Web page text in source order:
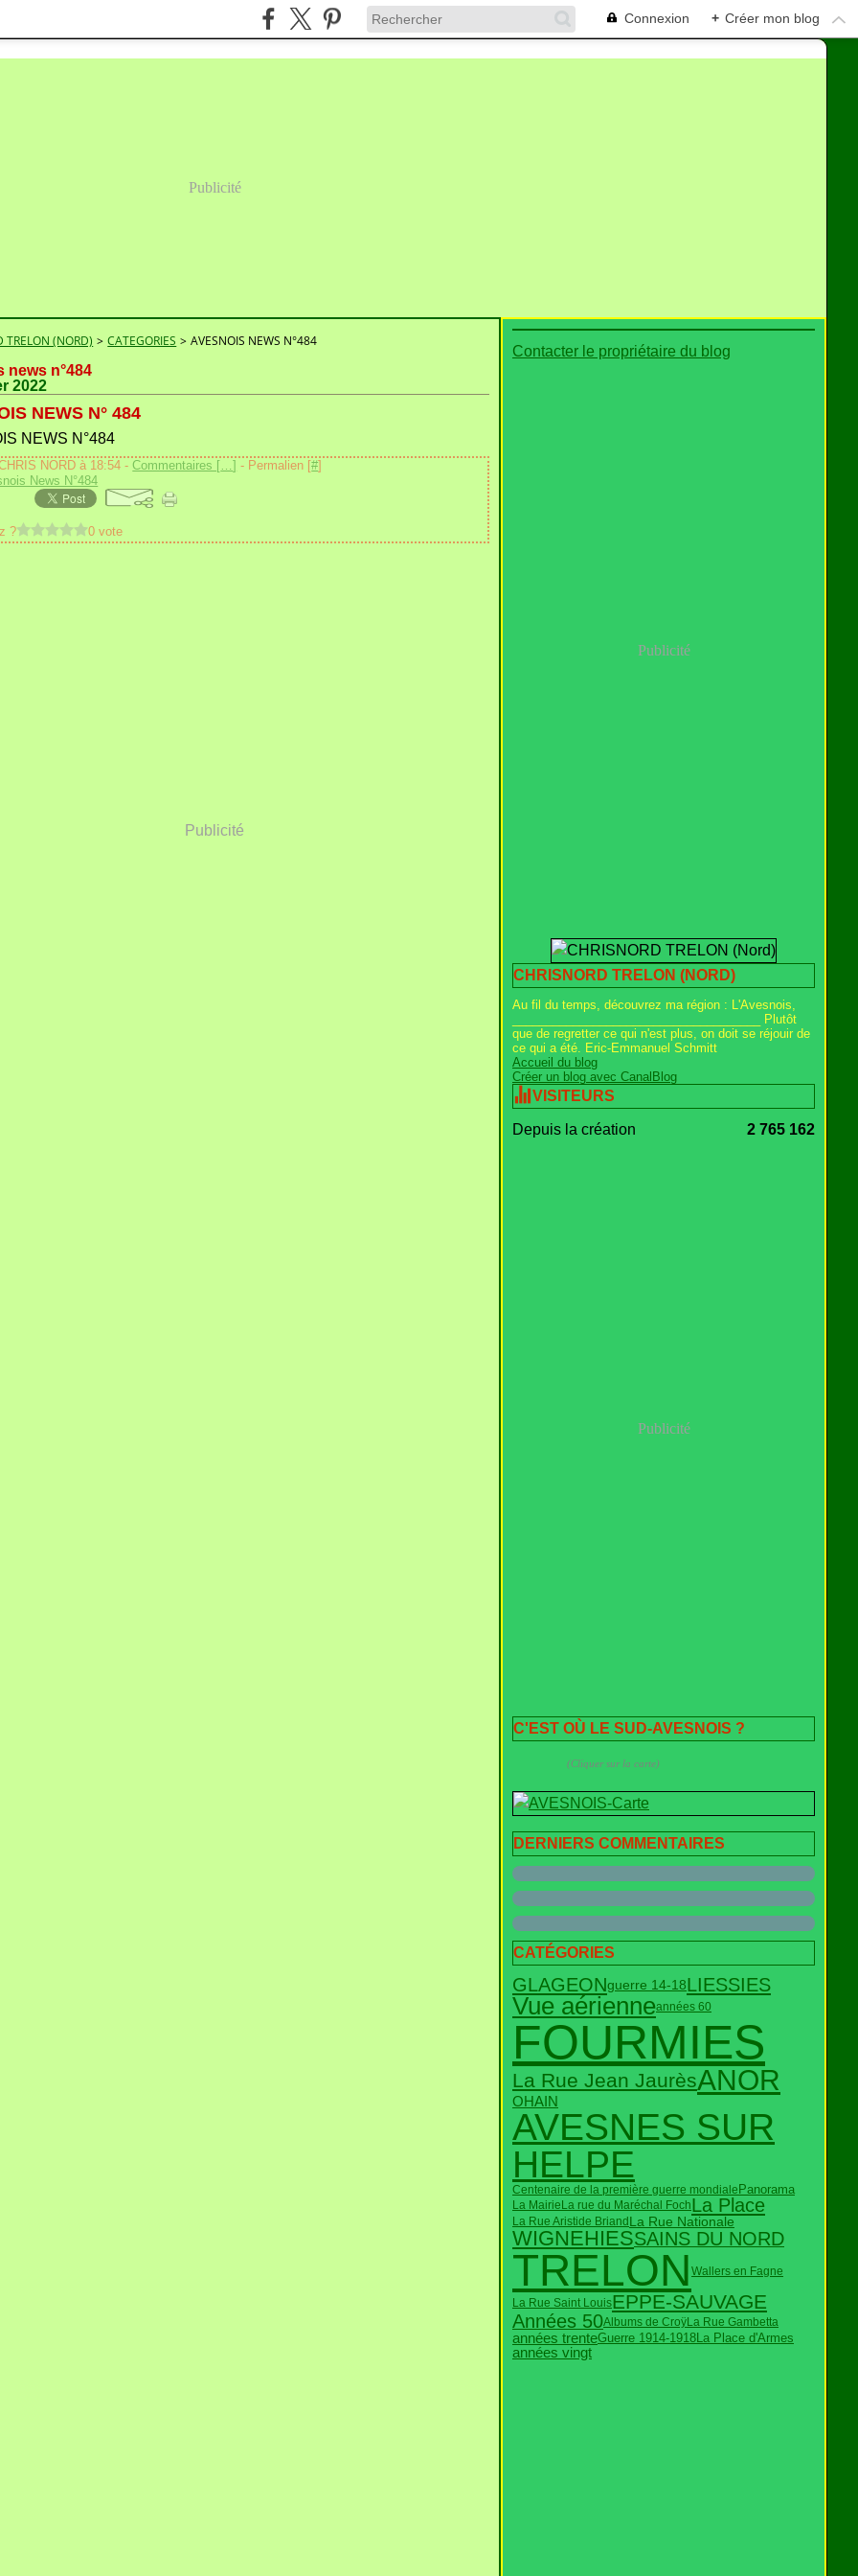
Connexion + Créer mon blog
Publicité
TRELON (NORD) > CATEGORIES > AVESNOIS NEWS N°484
news n°484
2022
NEWS N° 484
NEWS N°484
NORD à 18:54 -Commentaires […] - Permalien [#]
News N°484
? 0 vote
Publicité
Contacter le propriétaire du blog
Publicité
CHRISNORD TRELON (NORD)
Au fil du temps, découvrez ma région : L'Avesnois,
_____________________________________ Plutôt
que de regretter ce qui n'est plus, on doit se réjouir de
ce qui a été. Eric-Emmanuel Schmitt
Accueil du blog
Créer un blog avec CanalBlog
VISITEURS
Depuis la création 2 765 162
Publicité
C'EST OÙ LE SUD-AVESNOIS ?
(Cliquer sur la carte)
DERNIERS COMMENTAIRES
CATÉGORIES
GLAGEONguerre 14-18LIESSIES
Vue aérienneannées 60
FOURMIES
La Rue Jean JaurèsANOR
OHAIN
AVESNES SUR
HELPE
Centenaire de la première guerre mondiale Panorama
La Mairie La rue du Maréchal FochLa Place
La Rue Aristide Briand La Rue Nationale
WIGNEHIESSAINS DU NORD
TRELON Wallers en Fagne
La Rue Saint LouisEPPE-SAUVAGE
Années 50Albums de CroÿLa Rue Gambetta
années trenteGuerre 1914-1918 La Place d'Armes
années vingt